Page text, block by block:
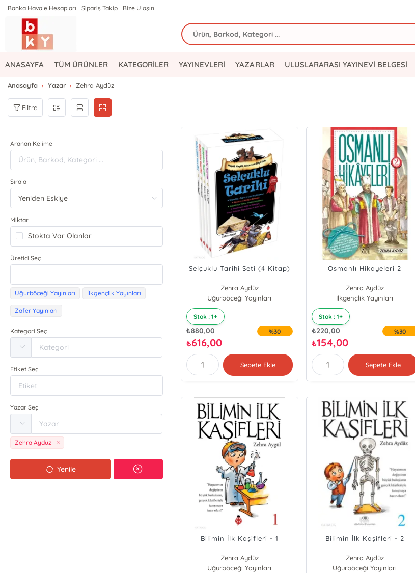
Banka Havale Hesapları Sipariş Takip Bize Ulaşın
ANASAYFA TÜM ÜRÜNLER KATEGORİLER YAYINEVLERİ YAZARLAR ULUSLARARASI YAYINEVİ BELGESİ
Anasayfa Yazar Zehra Aydüz
Filtre
Aranan Kelime
Sırala
Miktar
Stokta Var Olanlar
Üretici Seç
Uğurböceği Yayınları İlkgençlik Yayınları
Zafer Yayınları
Kategori Seç
Etiket Seç
Yazar Seç
Zehra Aydüz
Yenile
Selçuklu Tarihi Seti (4 Kitap)
Zehra Aydüz
Uğurböceği Yayınları
Stok : 1+
₺880,00
₺616,00
%30
Sepete Ekle
Osmanlı Hikayeleri 2
Zehra Aydüz
İlkgençlik Yayınları
Stok : 1+
₺220,00
₺154,00
%30
Sepete Ekle
Bilimin İlk Kaşifleri - 1
Zehra Aydüz
Uğurböceği Yayınları
Bilimin İlk Kaşifleri - 2
Zehra Aydüz
Uğurböceği Yayınları